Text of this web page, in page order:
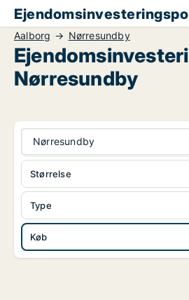
Aalborg Nørresundby
Nørresundby
Nørresundby
Type
Køb
Størrelse